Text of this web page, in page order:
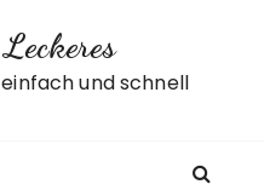
und schnell